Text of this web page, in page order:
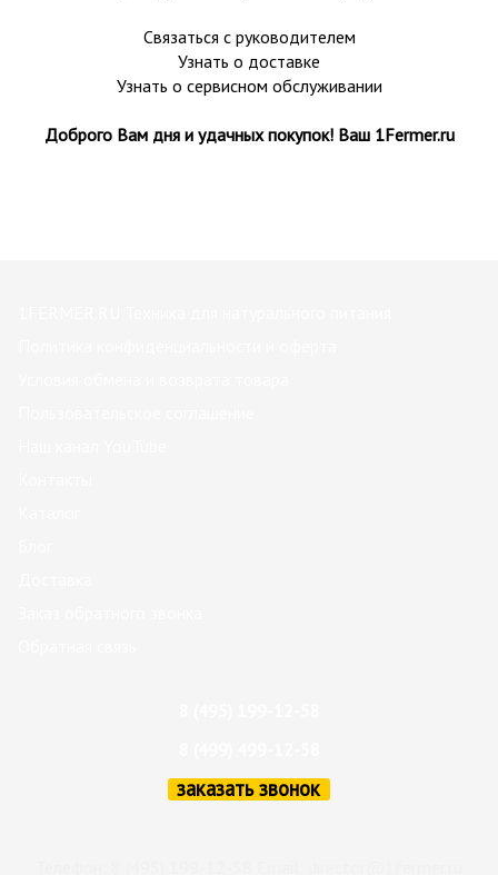
Связаться с руководителем
Узнать о доставке
Узнать о сервисном обслуживании
Доброго Вам дня и удачных покупок! Ваш 1Fermer.ru
заказать звонок